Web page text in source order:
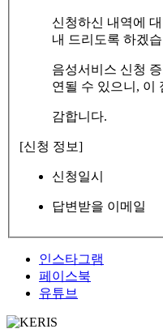
신청하신 내역에
내 드리도록 하겠
음성서비스 신청
연될 수 있으니, 이
감합니다.
[신청 정보]
신청일시
답변받을 이메일
인스타그램
페이스북
유튜브